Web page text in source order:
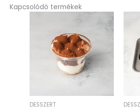
Kapcsolódó termékek
DESSZERT